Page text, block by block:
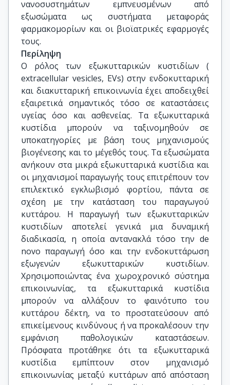
νανοσυστημάτων εμπνευσμένων από
εξωσώματα ως συστήματα μεταφοράς
φαρμακομορίων και οι βιοϊατρικές εφαρμογές
τους.
Περίληψη
Ο ρόλος των εξωκυτταρικών κυστιδίων (
extracellular vesicles, EVs) στην ενδοκυτταρική
και διακυτταρική επικοινωνία έχει αποδειχθεί
εξαιρετικά σημαντικός τόσο σε καταστάσεις
υγείας όσο και ασθενείας. Τα εξωκυτταρικά
κυστίδια μπορούν να ταξινομηθούν σε
υποκατηγορίες με βάση τους μηχανισμούς
βιογένεσης και το μέγεθός τους. Τα εξωσώματα
ανήκουν στα μικρά εξωκυτταρικά κυστίδια και
οι μηχανισμοί παραγωγής τους επιτρέπουν τον
επιλεκτικό εγκλωβισμό φορτίου, πάντα σε
σχέση με την κατάσταση του παραγωγού
κυττάρου. Η παραγωγή των εξωκυτταρικών
κυστιδίων αποτελεί γενικά μια δυναμική
διαδικασία, η οποία αντανακλά τόσο την de
novo παραγωγή όσο και την ενδοκυττάρωση
εξωγενών εξωκυτταρικών κυστιδίων.
Χρησιμοποιώντας ένα χωροχρονικό σύστημα
επικοινωνίας, τα εξωκυτταρικά κυστίδια
μπορούν να αλλάξουν το φαινότυπο του
κυττάρου δέκτη, να το προστατεύσουν από
επικείμενους κινδύνους ή να προκαλέσουν την
εμφάνιση παθολογικών καταστάσεων.
Πρόσφατα προτάθηκε ότι τα εξωκυτταρικά
κυστίδια εμπίπτουν στον μηχανισμό
επικοινωνίας μεταξύ κυττάρων από απόσταση